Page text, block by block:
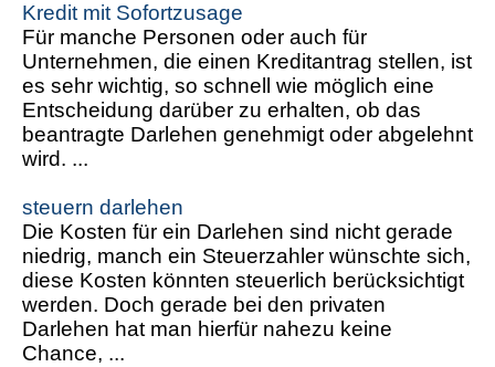
Kredit mit Sofortzusage
Für manche Personen oder auch für
Unternehmen, die einen Kreditantrag stellen, ist
es sehr wichtig, so schnell wie möglich eine
Entscheidung darüber zu erhalten, ob das
beantragte Darlehen genehmigt oder abgelehnt
wird. ...
steuern darlehen
Die Kosten für ein Darlehen sind nicht gerade
niedrig, manch ein Steuerzahler wünschte sich,
diese Kosten könnten steuerlich berücksichtigt
werden. Doch gerade bei den privaten
Darlehen hat man hierfür nahezu keine
Chance, ...